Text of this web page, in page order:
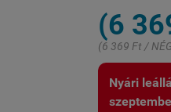
(6
(6 369 Ft /
Nyári